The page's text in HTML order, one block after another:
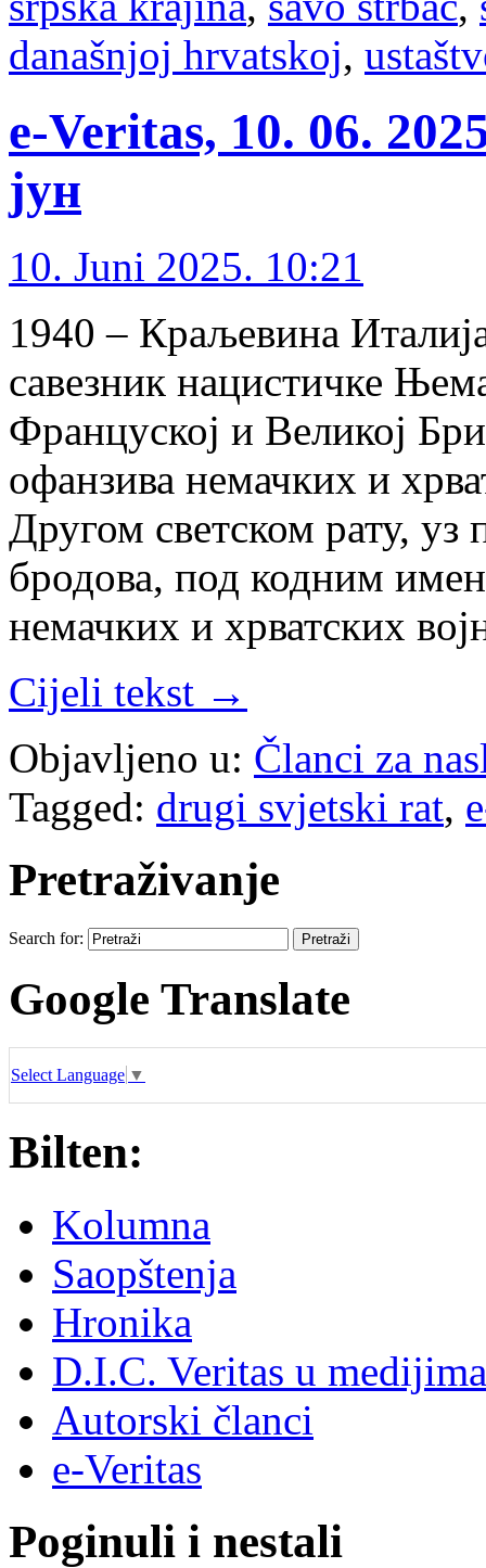
današnjoj hrvatskoj,
e-Veritas, 10. 06.
јун
10. Juni 2025. 10:21
1940 – Краљевина
савезник нацистичке
Француској и Великој
офанзива немачких и
Другом светском рату,
бродова, под кодним
немачких и хрватских
Cijeli tekst →
Objavljeno u: Članci za
Tagged: drugi svjetski rat,
Pretraživanje
Search for:
Google Translate
Select Language ▼
Bilten:
Kolumna
Saopštenja
Hronika
D.I.C. Veritas u medijima
Autorski članci
e-Veritas
Poginuli i nestali